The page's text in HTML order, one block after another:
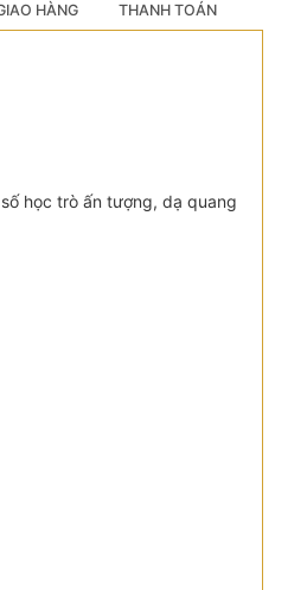
HÀNG THANH TOÁN
học trò ấn tượng, dạ quang